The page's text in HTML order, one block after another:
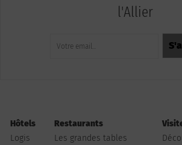
l'Allier
Hôtels
Logis
Restaurants
Les grandes tables